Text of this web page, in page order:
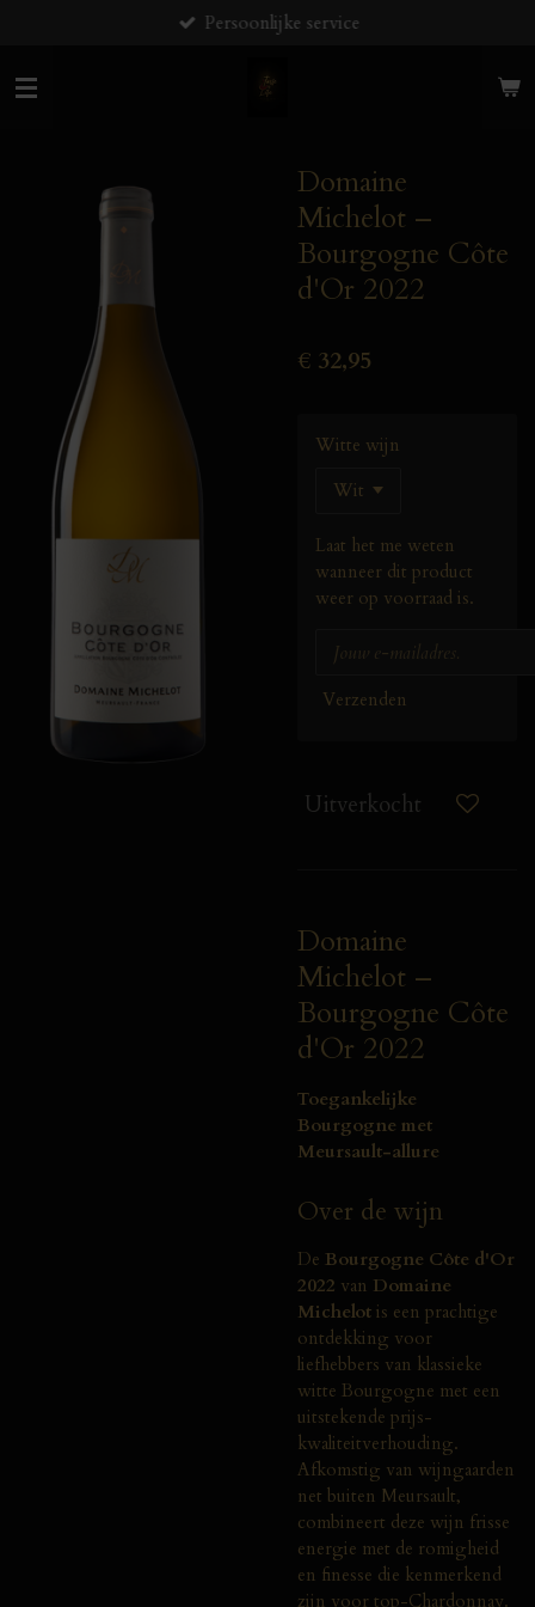
naar
de
Persoonlijke service
Domaine
Michelot –
Bourgogne Côte
d'Or 2022
€ 32,95
Witte wijn
Laat het me weten
wanneer dit product
weer op voorraad is.
Verzenden
Uitverkocht
Domaine
Michelot –
Bourgogne Côte
d'Or 2022
Toegankelijke
Bourgogne met
Meursault-allure
Over de wijn
De Bourgogne Côte d'Or
2022 van Domaine
Michelot is een prachtige
ontdekking voor
liefhebbers van klassieke
witte Bourgogne met een
uitstekende prijs-
kwaliteitverhouding.
Afkomstig van wijngaarden
net buiten Meursault,
combineert deze wijn frisse
energie met de romigheid
en finesse die kenmerkend
zijn voor top-Chardonnay.